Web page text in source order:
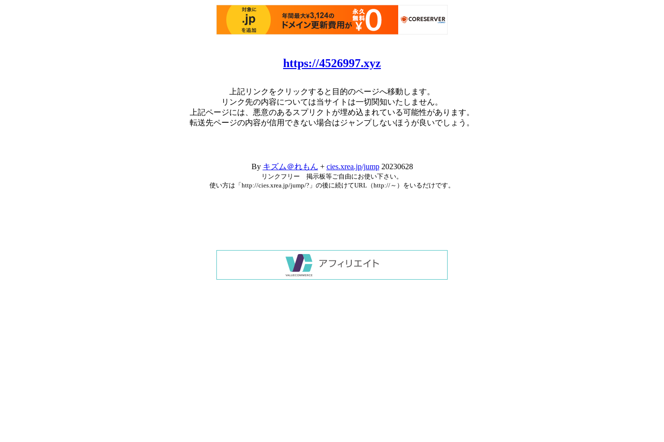
https://4526997.xyz
上記リンクをクリックすると目的のページへ移動します。
リンク先の内容については当サイトは一切関知いたしません。
上記ページには、悪意のあるスプリクトが埋め込まれている可能性があります。
転送先ページの内容が信用できない場合はジャンプしないほうが良いでしょう。
By キズム＠れもん + cies.xrea.jp/jump20230628
リンクフリー 掲示板等ご自由にお使い下さい。
使い方は「http://cies.xrea.jp/jump/?」の後に続けてURL（http://～）をいるだけです。